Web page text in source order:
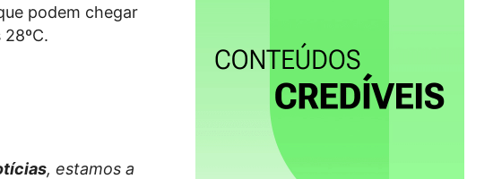
podem chegar
, estamos a